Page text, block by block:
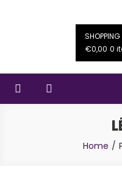
SHOPPING
€0,00 0
Home